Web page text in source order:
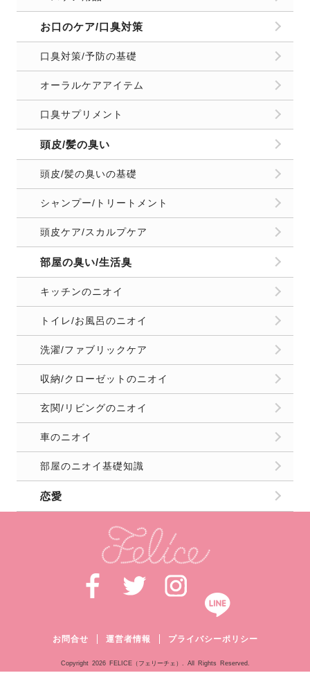
お口のケア/口臭対策
口臭対策/予防の基礎
オーラルケアアイテム
口臭サプリメント
頭皮/髪の臭い
頭皮/髪の臭いの基礎
シャンプー/トリートメント
頭皮ケア/スカルプケア
部屋の臭い/生活臭
キッチンのニオイ
トイレ/お風呂のニオイ
洗濯/ファブリックケア
収納/クローゼットのニオイ
玄関/リビングのニオイ
車のニオイ
部屋のニオイ基礎知識
恋愛
お問合せ 運営者情報 プライバシーポリシー
Copyright 2026 FELICE（フェリーチェ）. All Rights Reserved.